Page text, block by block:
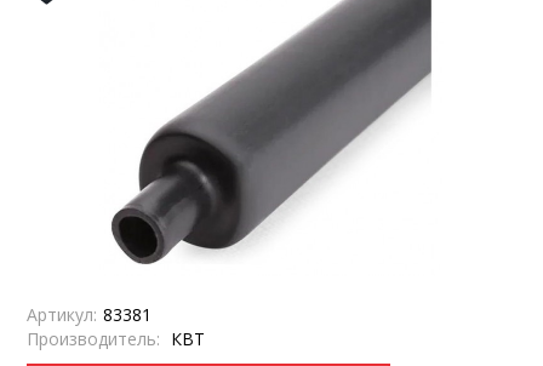
Артикул: 83381
Производитель: КВТ